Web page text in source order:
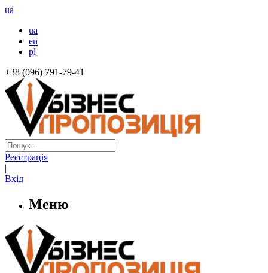
ua
ua
en
pl
+38 (096) 791-79-41
Реєстрація
|
Вхід
Меню